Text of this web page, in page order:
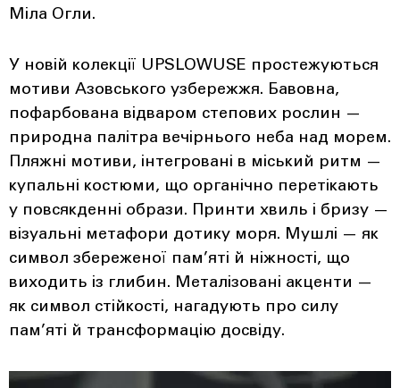
Міла Огли.
У новій колекції UPSLOWUSE простежуються
мотиви Азовського узбережжя. Бавовна,
пофарбована відваром степових рослин —
природна палітра вечірнього неба над морем.
Пляжні мотиви, інтегровані в міський ритм —
купальні костюми, що органічно перетікають
у повсякденні образи. Принти хвиль і бризу —
візуальні метафори дотику моря. Мушлі — як
символ збереженої пам’яті й ніжності, що
виходить із глибин. Металізовані акценти —
як символ стійкості, нагадують про силу
пам’яті й трансформацію досвіду.